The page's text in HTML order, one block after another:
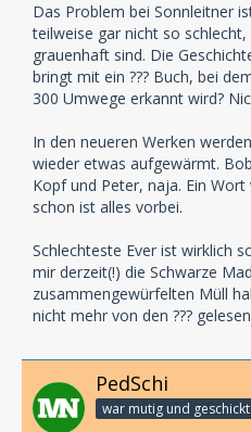
Das Problem bei Sonnleitner
teilweise gar nicht so
grauenhaft sind. Die
bringt mit ein ??? Buch, bei
300 Umwege erkannt wird?
In den neueren Werken
wieder etwas aufgewärmt.
Kopf und Peter, naja. Ein
schon ist alles vorbei.
Schlechteste Ever ist wirklich
mir derzeit(!) die Schwarze
zusammengewürfelten Müll
nicht mehr von den ???
PedSchi
war mutig und geschickt